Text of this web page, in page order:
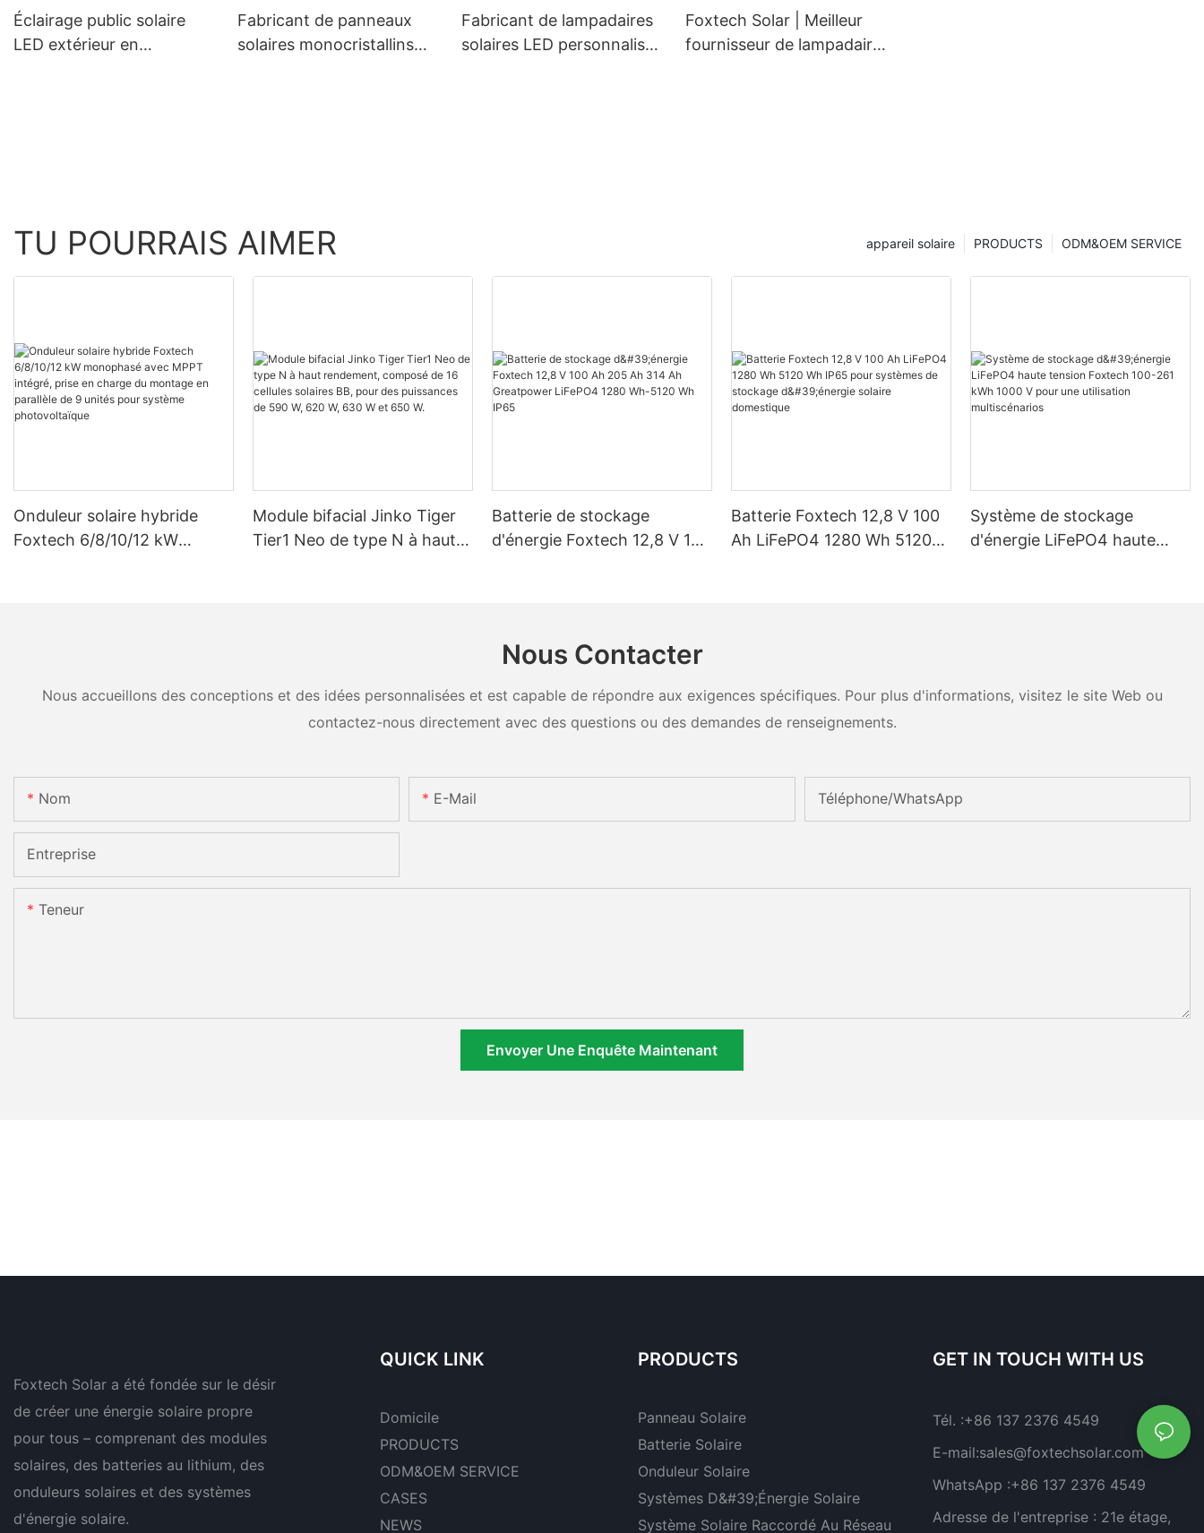
systèmes hors réseau
Éclairage public solaire
LED extérieur en
Fabricant de panneaux
solaires monocristallins
Fabricant de lampadaires
solaires LED personnalisés
Foxtech Solar | Meilleur
fournisseur de lampadaires
TU POURRAIS AIMER ODM&OEM SERVICE
PRODUCTS
appareil solaire
Onduleur solaire hybride
Foxtech 6/8/10/12 kW
Module bifacial Jinko Tiger
Tier1 Neo de type N à haut
Batterie de stockage
d'énergie Foxtech 12,8 V 100
Batterie Foxtech 12,8 V 100
Ah LiFePO4 1280 Wh 5120
Système de stockage
d'énergie LiFePO4 haute
Nous Contacter
Nous accueillons des conceptions et des idées personnalisées et est capable de répondre aux exigences spécifiques. Pour plus d'informations, visitez le site Web ou
contactez-nous directement avec des questions ou des demandes de renseignements.
Nom E-Mail Téléphone/WhatsApp
Entreprise
Teneur
Envoyer Une Enquête Maintenant
Foxtech Solar a été fondée sur le désir
de créer une énergie solaire propre
pour tous – comprenant des modules
solaires, des batteries au lithium, des
onduleurs solaires et des systèmes
d'énergie solaire.
QUICK LINK
Domicile
PRODUCTS
ODM&OEM SERVICE
CASES
NEWS
PRODUCTS
Panneau Solaire
Batterie Solaire
Onduleur Solaire
Systèmes D&#39;énergie Solaire
Système Solaire Raccordé Au Réseau
GET IN TOUCH WITH US
Tél. :+86 137 2376 4549
E-mail:sales@foxtechsolar.com
WhatsApp :+86 137 2376 4549
Adresse de l'entreprise : 21e étage,